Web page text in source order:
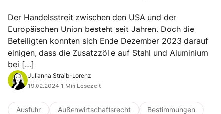
Der Handelsstreit zwischen den USA und der
Europäischen Union besteht seit Jahren. Doch die
Beteiligten konnten sich Ende Dezember 2023 darauf
einigen, dass die Zusatzzölle auf Stahl und Aluminium
bei […]
Julianna Straib-Lorenz
19.02.2024·1 Min Lesezeit
Ausfuhr Außenwirtschaftsrecht
Bestimmungen